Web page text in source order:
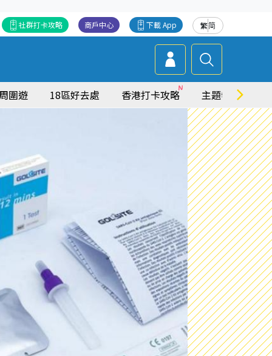
繁简
下載 App
商戶中心
社群打卡攻略
圍遊 18區好去處 香港打卡攻略 主題特集